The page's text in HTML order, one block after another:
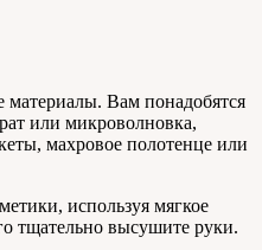
материалы. Вам понадобятся
или микроволновка,
махровое полотенце или
используя мягкое
тщательно высушите руки.